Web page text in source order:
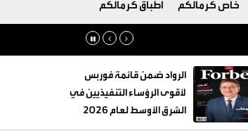
خاص كرمالكم اطباق كرمالكم
الرواد ضمن قائمة فوربس
لأقوى الرؤساء التنفيذيين في
الشرق الأوسط لعام 2026